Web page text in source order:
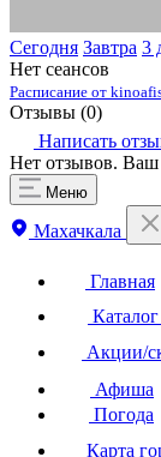
Сегодня Завтра 3
Нет сеансов
Расписание от
Отзывы (0)
Написать
Нет отзывов. Ваш
Меню
Махачкала
Главная
Акции/
Афиша
Погода
Карта